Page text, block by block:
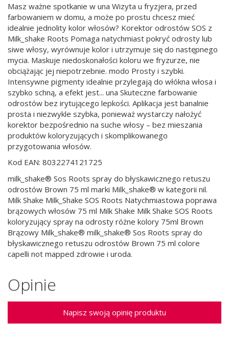
Masz ważne spotkanie w una Wizyta u fryzjera, przed
farbowaniem w domu, a może po prostu chcesz mieć
idealnie jednolity kolor włosów? Korektor odrostów SOS z
Milk_shake Roots Pomaga natychmiast pokryć odrosty lub
siwe włosy, wyrównuje kolor i utrzymuje się do następnego
mycia. Maskuje niedoskonałości koloru we fryzurze, nie
obciążając jej niepotrzebnie. modo Prosty i szybki.
Intensywne pigmenty idealnie przylegają do włókna włosa i
szybko schną, a efekt jest... una Skuteczne farbowanie
odrostów bez irytującego lepkości. Aplikacja jest banalnie
prosta i niezwykle szybka, ponieważ wystarczy nałożyć
korektor bezpośrednio na suche włosy – bez mieszania
produktów koloryzujących i skomplikowanego
przygotowania włosów.
Kod EAN: 8032274121725
milk_shake® Sos Roots spray do błyskawicznego retuszu
odrostów Brown 75 ml marki Milk_shake® w kategorii nil.
Milk Shake Milk_Shake SOS Roots Natychmiastowa poprawa
brązowych włosów 75 ml Milk Shake Milk Shake SOS Roots
koloryzujący spray na odrosty różne kolory 75ml Brown
Brązowy Milk_shake® milk_shake® Sos Roots spray do
błyskawicznego retuszu odrostów Brown 75 ml colore
capelli not mapped zdrowie i uroda.
Opinie
Napisz swoją opinię produktu